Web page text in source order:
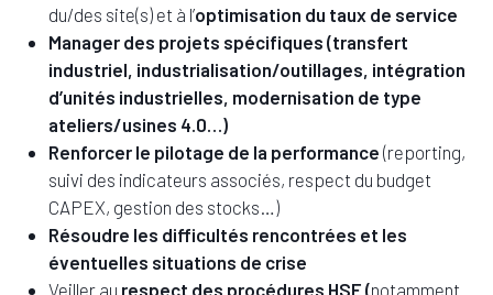
du/des site(s) et à l’optimisation du taux de service
Manager des projets spécifiques (transfert
industriel, industrialisation/outillages, intégration
d’unités industrielles, modernisation de type
ateliers/usines 4.0…)
Renforcer le pilotage de la performance (reporting,
suivi des indicateurs associés, respect du budget
CAPEX, gestion des stocks…)
Résoudre les difficultés rencontrées et les
éventuelles situations de crise
Veiller au respect des procédures HSE (notamment